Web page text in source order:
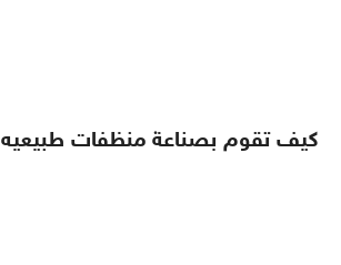
كيف تقوم بصناعة منظفات طبيعيه